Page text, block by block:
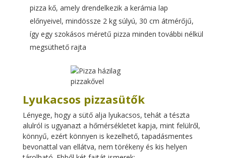
pizza kő, amely drendelkezik a kerámia lap
előnyeivel, mindössze 2 kg súlyú, 30 cm átmérőjű,
így egy szokásos méretű pizza minden további nélkül
megsüthető rajta
Lyukacsos pizzasütők
Lényege, hogy a sütő alja lyukacsos, tehát a tészta
alulról is ugyanazt a hőmérsékletet kapja, mint felülről,
könnyű, ezért könnyen is kezelhető, tapadásmentes
bevonattal van ellátva, nem törékeny és kis helyen